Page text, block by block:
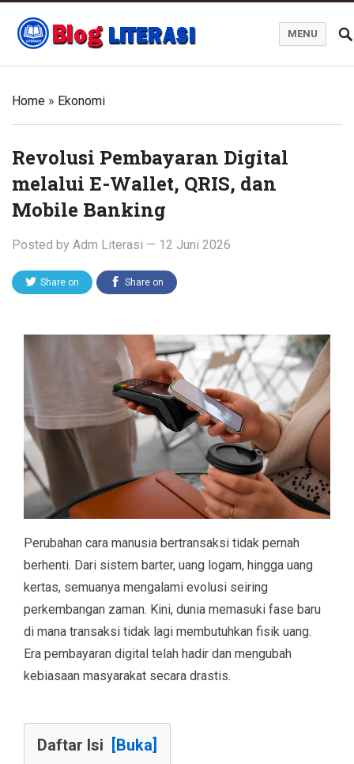
MENU
Home » Ekonomi
Revolusi Pembayaran Digital
melalui E-Wallet, QRIS, dan
Mobile Banking
Posted by Adm Literasi — 12 Juni 2026
Share on Share on
Perubahan cara manusia bertransaksi tidak pernah
berhenti. Dari sistem barter, uang logam, hingga uang
kertas, semuanya mengalami evolusi seiring
perkembangan zaman. Kini, dunia memasuki fase baru
di mana transaksi tidak lagi membutuhkan fisik uang.
Era pembayaran digital telah hadir dan mengubah
kebiasaan masyarakat secara drastis.
Daftar Isi [Buka]